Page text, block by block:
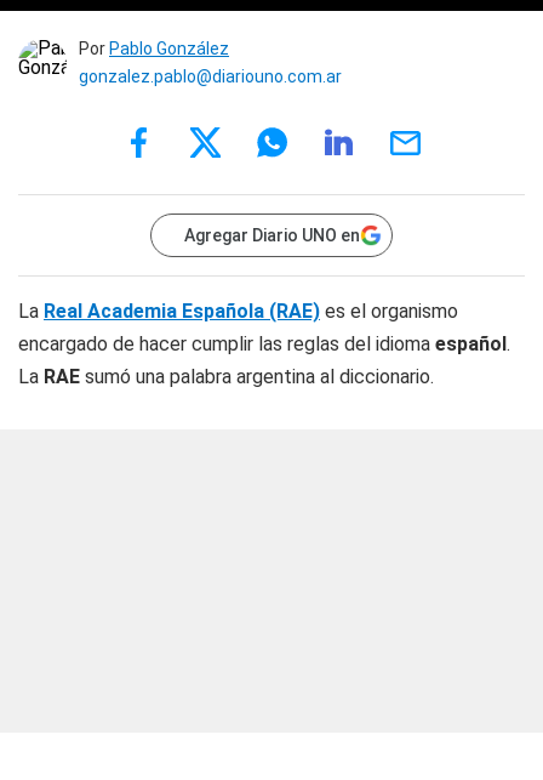
Por Pablo González
gonzalez.pablo@diariouno.com.ar
Agregar Diario UNO en
La Real Academia Española (RAE) es el organismo
encargado de hacer cumplir las reglas del idioma español.
La RAE sumó una palabra argentina al diccionario.